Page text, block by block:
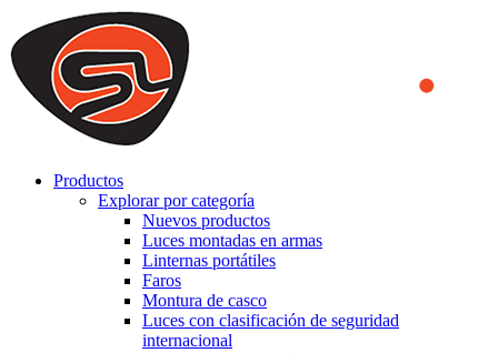
We use cookies to ensure that we provide you the best experience
on our website. By continuing to browse this website, you accept
that cookies are used to help us analyze how the website is used and
to offer you a better experience. To learn more or to find out how
you can disable cookies, you can access our
Productos
Explorar por categoría
Nuevos productos
Luces montadas en armas
Linternas portátiles
Faros
Montura de casco
Luces con clasificación de seguridad
internacional